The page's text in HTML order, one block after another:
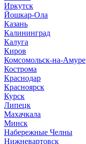
Иркутск
Йошкар-Ола
Казань
Калининград
Калуга
Киров
Комсомольск-на-Амуре
Кострома
Краснодар
Красноярск
Курск
Липецк
Махачкала
Минск
Набережные Челны
Нижневартовск